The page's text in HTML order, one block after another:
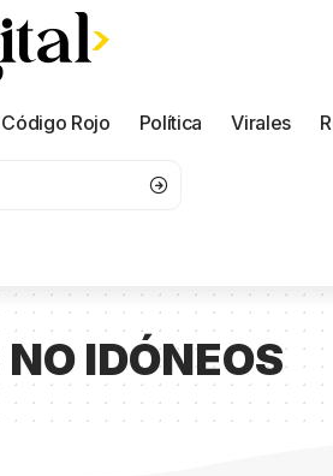
Código Rojo Política Virales
NO IDÓNEOS